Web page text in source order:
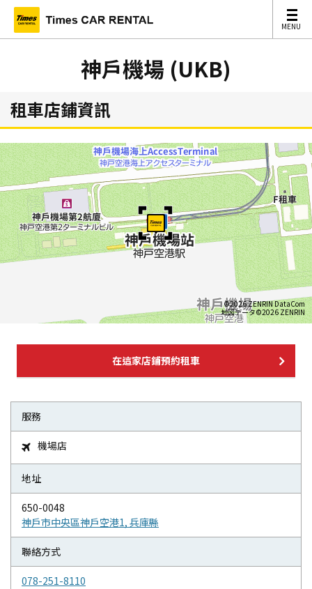
MENU
MENU
神戶機場 (UKB)
租車店鋪資訊
©2026 ZENRIN DataCom
地図データ©2026 ZENRIN
在這家店鋪預約租車
服務
 機場店
地址
650-0048
神戶市中央區神戶空港1, 兵庫縣
聯絡方式
078-251-8110